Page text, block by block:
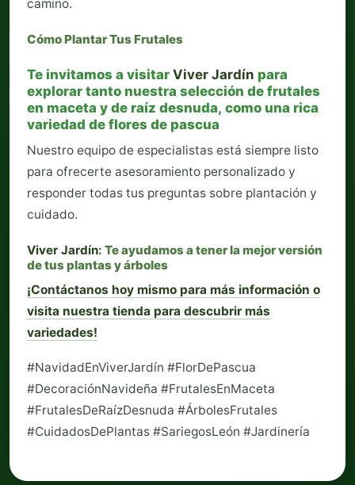
camino.
Cómo Plantar Tus Frutales
Te invitamos a visitar Viver Jardín para
explorar tanto nuestra selección de frutales
en maceta y de raíz desnuda, como una rica
variedad de flores de pascua
Nuestro equipo de especialistas está siempre listo
para ofrecerte asesoramiento personalizado y
responder todas tus preguntas sobre plantación y
cuidado.
Viver Jardín: Te ayudamos a tener la mejor versión
de tus plantas y árboles
¡Contáctanos hoy mismo para más información o
visita nuestra tienda para descubrir más
variedades!
#NavidadEnViverJardín #FlorDePascua
#DecoraciónNavideña #FrutalesEnMaceta
#FrutalesDeRaízDesnuda #ÁrbolesFrutales
#CuidadosDePlantas #SariegosLeón #Jardinería